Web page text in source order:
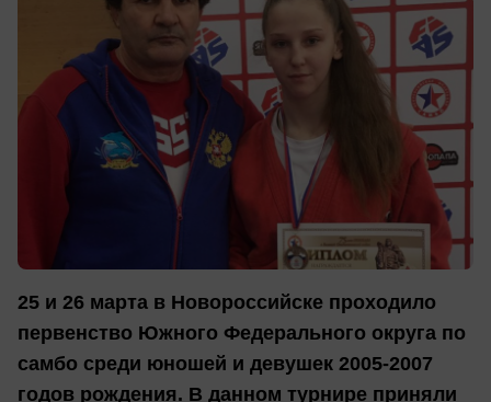
25 и 26 марта в Новороссийске проходило
первенство Южного Федерального округа по
самбо среди юношей и девушек 2005-2007
годов рождения. В данном турнире приняли